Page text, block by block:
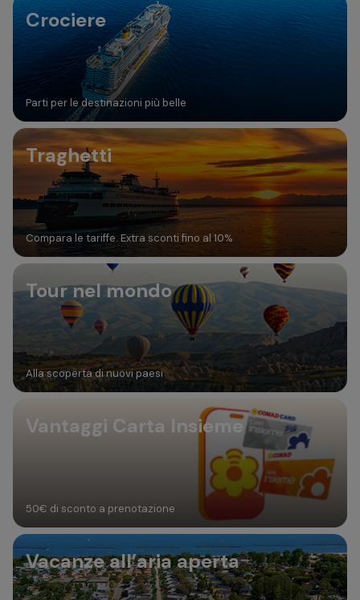
Crociere
Parti per le destinazioni più belle
Traghetti
Compara le tariffe. Extra sconti fino al 10%
Tour nel mondo
Alla scoperta di nuovi paesi
Vantaggi Carta Insieme
50€ di sconto a prenotazione
Vacanze all’aria aperta